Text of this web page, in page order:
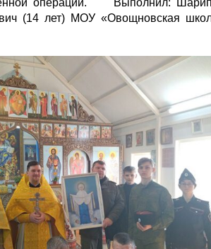
операции. Выполнил:
(14 лет) МОУ «Овощновская